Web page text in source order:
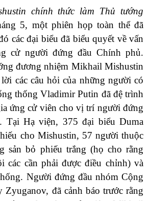
chính thức làm Thủ tướng
5, một phiên họp toàn thể đã
các đại biểu đã biểu quyết về vấn
cử người đứng đầu Chính phủ.
đương nhiệm Mikhail Mishustin
các câu hỏi của những người có
thống Vladimir Putin đã đệ trình
ứng cử viên cho vị trí người đứng
Tại Hạ viện, 375 đại biểu Duma
cho Mishustin, 57 người thuộc
sản bỏ phiếu trắng (họ cho rằng
các cần phải được điều chỉnh) và
Người đứng đầu nhóm Cộng
Zyuganov, đã cảnh báo trước rằng